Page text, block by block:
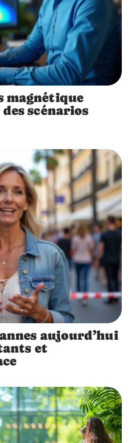
magnétique
scénarios
aujourd’hui
et